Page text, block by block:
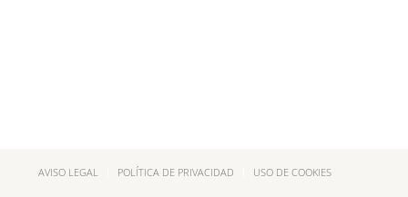
AVISO LEGAL POLÍTICA DE PRIVACIDAD USO DE COOKIES